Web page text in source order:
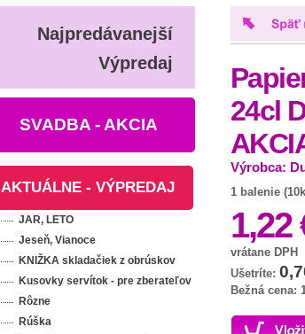
Najpredávanejší
Výpredaj
SVADBA - AKCIA
AKTUÁLNE - VÝPREDAJ
JAR, LETO
Jeseň, Vianoce
KNIŽKA skladačiek z obrúskov
Kusovky servítok - pre zberateľov
Rôzne
Rúška
24cl
Výrobca:
1 balenie
1,22
vrátane DPH
Ušetríte:
Bežná cena: